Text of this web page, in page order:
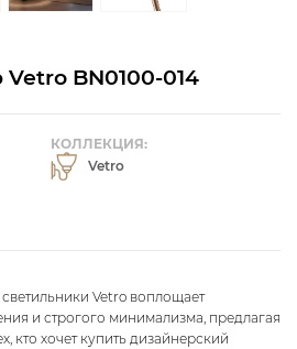
BN0100-014
КОЛЛЕКЦИЯ:
Vetro
Vetro воплощает
и строгого минимализма, предлагая
кто хочет купить дизайнерский